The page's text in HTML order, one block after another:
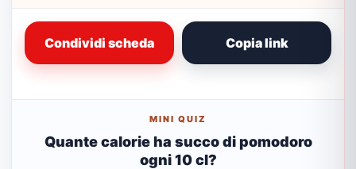
Condividi scheda Copia link
MINI QUIZ
Quante calorie ha succo di pomodoro
ogni 10 cl?